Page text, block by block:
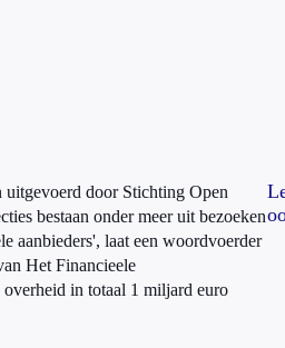
door Stichting Open
bestaan onder meer uit bezoeken
aanbieders', laat een woordvoerder
Het Financieele
in totaal 1 miljard euro